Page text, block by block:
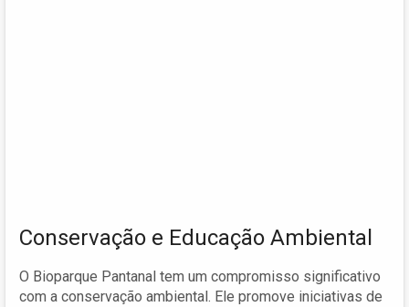
Conservação e Educação Ambiental
O Bioparque Pantanal tem um compromisso significativo
com a conservação ambiental. Ele promove iniciativas de